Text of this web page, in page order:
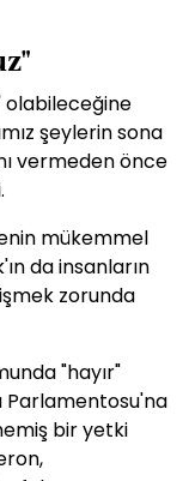
olabileceğine
şeylerin sona
vermeden önce
mükemmel
da insanların
zorunda
"hayır"
Parlamentosu'na
bir yetki